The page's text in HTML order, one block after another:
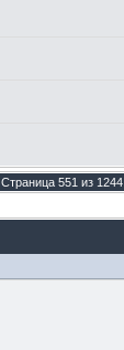
Страница 551 из 1244